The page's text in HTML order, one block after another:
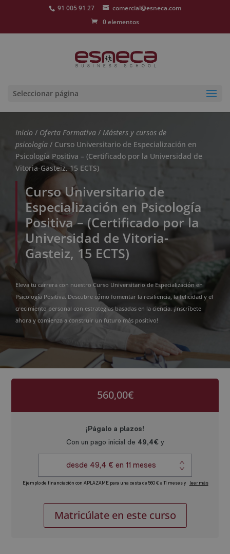
91 005 91 27
comercial@esneca.com
0 elementos
Seleccionar página
Inicio / Oferta Formativa / Másters y cursos de
psicología / Curso Universitario de Especialización en
Psicología Positiva – (Certificado por la Universidad de
Vitoria-Gasteiz, 15 ECTS)
Curso Universitario de
Especialización en Psicología
Positiva – (Certificado por la
Universidad de Vitoria-
Gasteiz, 15 ECTS)
Eleva tu carrera con nuestro Curso Universitario de Especialización en
Psicología Positiva. Descubre cómo fomentar la resiliencia, la felicidad y el
crecimiento personal con estrategias basadas en la ciencia. ¡Inscríbete
ahora y comienza a construir un futuro más positivo!
560,00€
Universitario
Matricúlate en este curso